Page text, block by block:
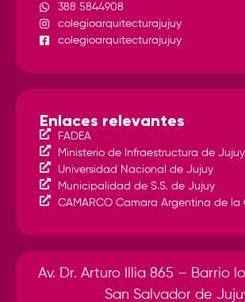
388 5844908
colegioarquitecturajujuy
colegioarquitecturajujuy
Enlaces relevantes
FADEA
Ministerio de Infraestructura de Jujuy
Universidad Nacional de Jujuy
Municipalidad de S.S. de Jujuy
CAMARCO Camara Argentina de la
Av. Dr. Arturo Illia 865 – Barrio
San Salvador de